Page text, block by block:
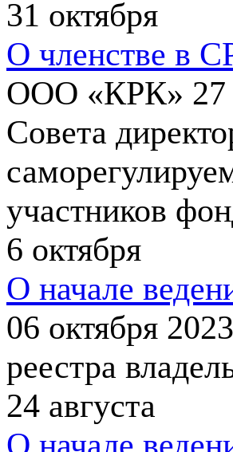
31 октября
О членстве в
ООО «КРК» 27
Совета
участников
6 октября
О начале
06 октября
реестра
24 августа
О начале